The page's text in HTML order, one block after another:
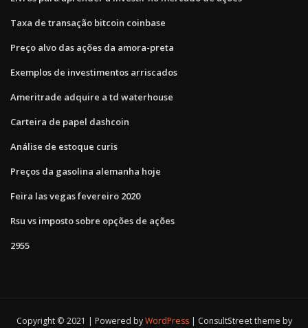
Taxa de transação bitcoin coinbase
Preço alvo das ações da amora-preta
Exemplos de investimentos arriscados
Ameritrade adquire a td waterhouse
Carteira de papel dashcoin
Análise de estoque curis
Preços da gasolina alemanha hoje
Feira las vegas fevereiro 2020
Rsu vs imposto sobre opções de ações
2955
Copyright © 2021 | Powered byWordPress ConsultStreet theme by